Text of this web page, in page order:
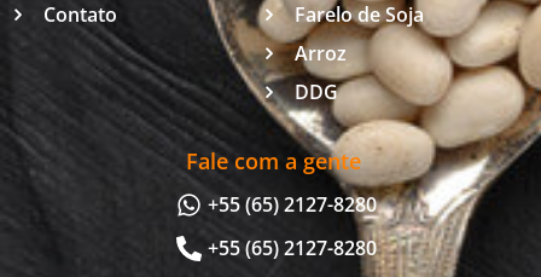
Contato
Farelo de Soja
Arroz
DDG
Fale com a gente
+55 (65) 2127-8280
+55 (65) 2127-8280